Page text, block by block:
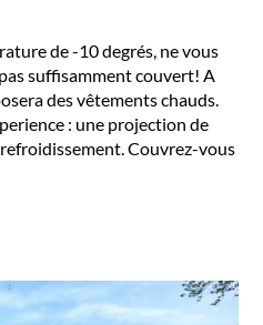
de -10 degrés, ne vous
suffisamment couvert! A
des vêtements chauds.
: une projection de
Couvrez-vous